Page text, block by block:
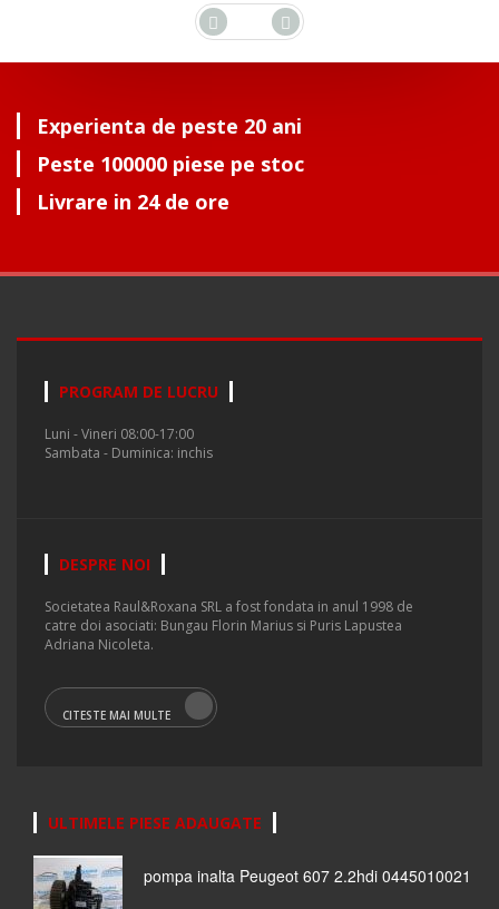
Experienta de peste 20 ani
Peste 100000 piese pe stoc
Livrare in 24 de ore
PROGRAM DE LUCRU
Luni - Vineri 08:00-17:00
Sambata - Duminica: inchis
DESPRE NOI
Societatea Raul&Roxana SRL a fost fondata in anul 1998 de
catre doi asociati: Bungau Florin Marius si Puris Lapustea
Adriana Nicoleta.
CITESTE MAI MULTE
ULTIMELE PIESE ADAUGATE
pompa inalta Peugeot 607 2.2hdi 0445010021